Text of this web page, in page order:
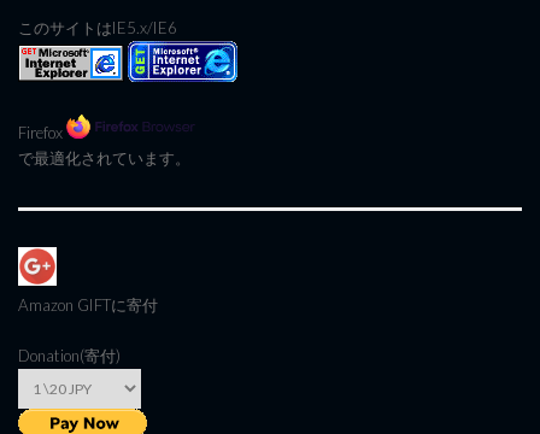
このサイトはIE5.x/IE6
Firefox
で最適化されています。
Amazon GIFTに寄付
Donation(寄付)